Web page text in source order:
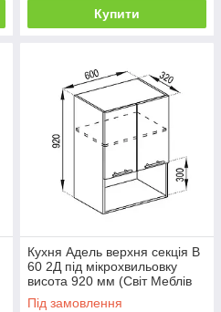
Купити
Кухня Адель верхня секція В
60 2Д під мікрохвильовку
висота 920 мм (Світ Меблів
ТМ)
Під замовлення